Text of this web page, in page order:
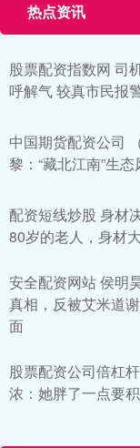
热点资讯
股票配资指数网 司
呼解气 较真市民报
中国期货配资公司
黎：“藏北江南”生
配资短线炒股 身材
80岁的老人，身材
安全配资网站 侯明
真相，反被艾米道
面
股票配资公司倍杠
浓：她胖了一点要